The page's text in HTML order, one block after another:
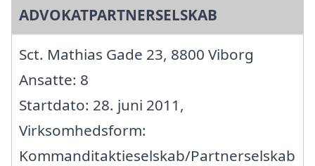
ADVOKATPARTNERSELSKAB
Sct. Mathias Gade 23, 8800 Viborg
Ansatte: 8
Startdato: 28. juni 2011,
Virksomhedsform:
Kommanditaktieselskab/Partnerselskab